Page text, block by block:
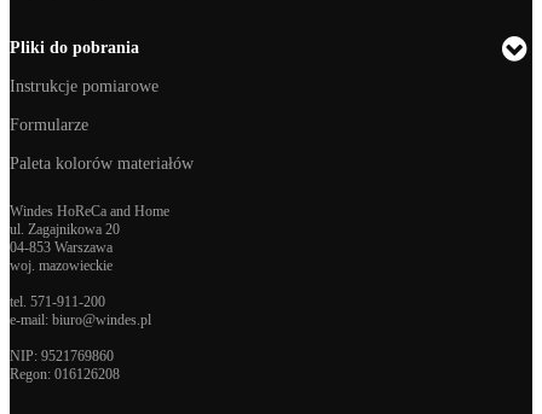
Pliki do pobrania
Instrukcje pomiarowe
Formularze
Paleta kolorów materiałów
Windes HoReCa and Home
ul. Zagajnikowa 20
04-853 Warszawa
woj. mazowieckie
tel. 571-911-200
e-mail: biuro@windes.pl
NIP: 9521769860
Regon: 016126208